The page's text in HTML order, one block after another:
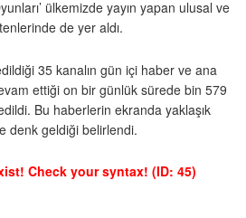
ülkemizde yayın yapan ulusal ve
de yer aldı.
35 kanalın gün içi haber ve ana
ettiği on bir günlük sürede bin 579
Bu haberlerin ekranda yaklaşık
denk geldiği belirlendi.
Check your syntax! (ID: 45)